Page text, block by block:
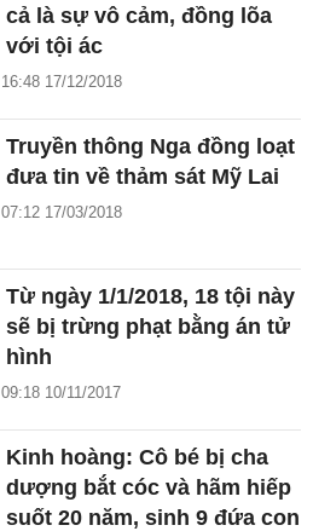
cả là sự vô cảm, đồng lõa
với tội ác
16:48 17/12/2018
Truyền thông Nga đồng loạt
đưa tin về thảm sát Mỹ Lai
07:12 17/03/2018
Từ ngày 1/1/2018, 18 tội này
sẽ bị trừng phạt bằng án tử
hình
09:18 10/11/2017
Kinh hoàng: Cô bé bị cha
dượng bắt cóc và hãm hiếp
suốt 20 năm, sinh 9 đứa con